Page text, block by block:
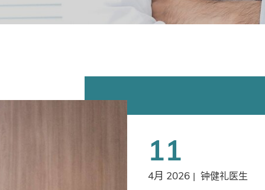
11
4月 2026 | 钟健礼医生